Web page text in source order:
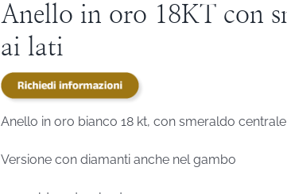
Anello in oro 18KT con
ai lati
Anello in oro bianco 18 kt, con smeraldo
Versione con diamanti anche nel gambo